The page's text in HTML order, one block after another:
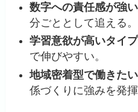
数字への責任感が強
分ごととして追える。
学習意欲が高いタイプ
で伸びやすい。
地域密着型で働きた
係づくりに強みを発揮